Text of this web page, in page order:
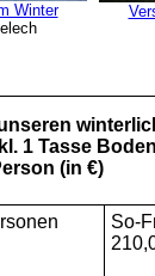
Winter
1 Tasse
(in €)
So-